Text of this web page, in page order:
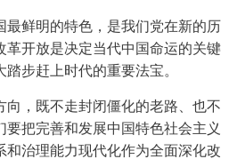
鲜明的特色，是我们党在新的历
革开放是决定当代中国命运的关键
步赶上时代的重要法宝。
，既不走封闭僵化的老路、也不
要把完善和发展中国特色社会主义
和治理能力现代化作为全面深化改